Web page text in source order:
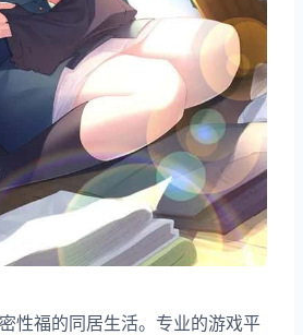
性福的同居生活。专业的游戏平